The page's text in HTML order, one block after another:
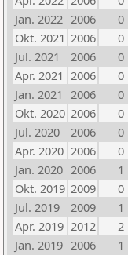
Jan. 2022 2006 0
Okt. 2021 2006 0
Jul. 2021
2006 0
Apr. 2021 2006 0
Jan. 2021 2006 0
Okt. 2020 2006 0
Jul. 2020
2006 0
Apr. 2020 2006 0
Jan. 2020 2006 1
Okt. 2019 2009 0
Jul. 2019
2009 1
Apr. 2019 2012 2
Jan. 2019 2006 1